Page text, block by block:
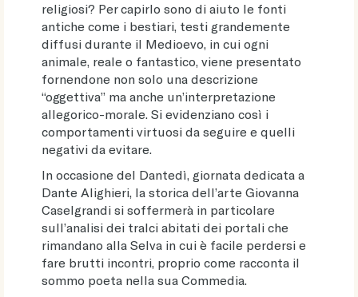
religiosi? Per capirlo sono di aiuto le fonti
antiche come i bestiari, testi grandemente
diffusi durante il Medioevo, in cui ogni
animale, reale o fantastico, viene presentato
fornendone non solo una descrizione
“oggettiva” ma anche un’interpretazione
allegorico-morale. Si evidenziano così i
comportamenti virtuosi da seguire e quelli
negativi da evitare.
In occasione del Dantedì, giornata dedicata a
Dante Alighieri, la storica dell’arte Giovanna
Caselgrandi si soffermerà in particolare
sull’analisi dei tralci abitati dei portali che
rimandano alla Selva in cui è facile perdersi e
fare brutti incontri, proprio come racconta il
sommo poeta nella sua Commedia.